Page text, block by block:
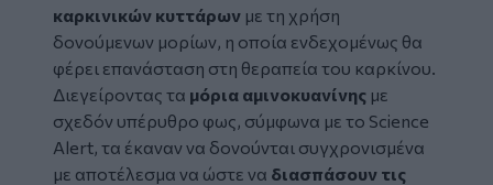
καρκινικών κυττάρων με τη χρήση
δονούμενων μορίων, η οποία ενδεχομένως θα
φέρει επανάσταση στη θεραπεία του καρκίνου.
Διεγείροντας τα μόρια αμινοκυανίνης με
σχεδόν υπέρυθρο φως, σύμφωνα με το Science
Alert, τα έκαναν να δονούνται συγχρονισμένα
με αποτέλεσμα να ώστε να διασπάσουν τις